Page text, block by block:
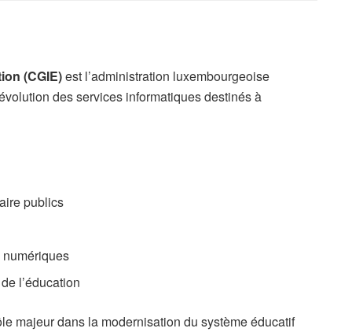
(CGIE)est l’administration luxembourgeoise
des services informatiques destinés à
publics
l’éducation
majeur dans la modernisation du système éducatif